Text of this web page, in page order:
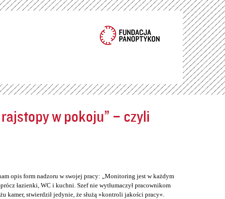
w pokoju” – czyli
opis form nadzoru w swojej pracy: „Monitoring jest w każdym
łazienki, WC i kuchni. Szef nie wytłumaczył pracownikom
kamer, stwierdził jedynie, że służą »kontroli jakości pracy«.